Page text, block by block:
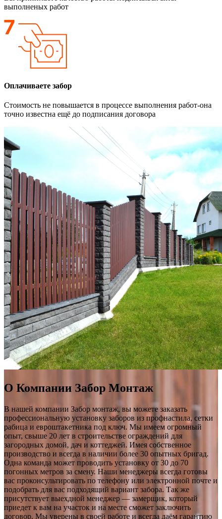
выполненых работ
Оплачиваете забор
Стоимость не повышается в процессе выполнения работ-она
точно известна ещё до подписания договора
О Компании Забор Монтаж
В нашей компании Забор монтаж, вы можете заказать
профессиональную установку заборов из профнастила, сетки
рабица и евроштакетника под ключ. Мы имеем огромный
опыт, свыше 20 лет в строительстве ограждений для
загородных домой, дач и коттеджей. Имея собственное
производство и всегда в наличии более 30 опытных бригад.
Одна команда может проводить установку от 30 до 70
погонных метров за смену. Наши менеджеры всегда готовы
вас проконсультировать по телефону или электронной почте и
подобрать для вас подходящий вариант забора. Так же
присутствует выехдной менеджер — замерщик, который
приедет к вам на участок и на месте сможет заключить
договор. Мы уверены в своей работе и всегда даём гарантию